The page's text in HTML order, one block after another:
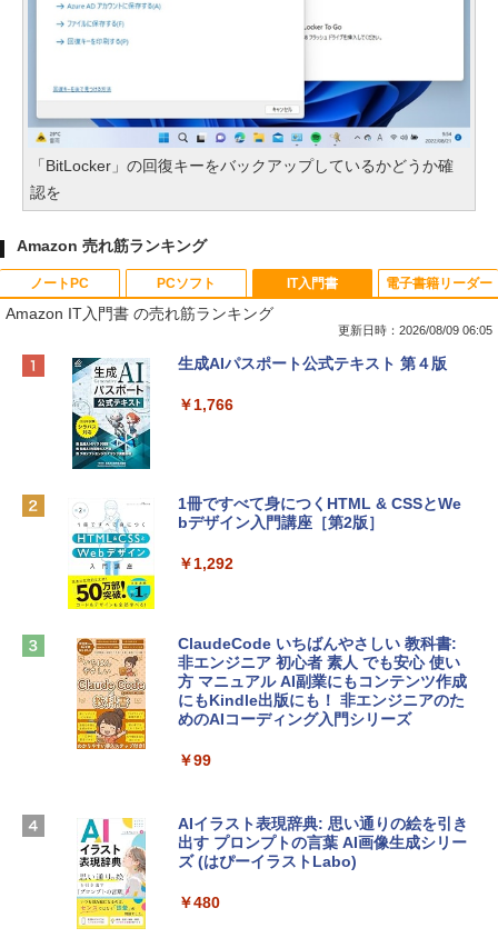
「BitLocker」の回復キーをバックアップしているかどうか確
認を
Amazon 売れ筋ランキング
ノートPC
Apple 2026 MacBook Neo A18 Proチッ
e Intelligenceのために設計、Liquid Ret
￥137,800
￥2,952
Apple 2026 MacBook Air M5チップ搭載
igence、13.6インチLiquid Retinaディ
ームカメラ、日本語キーボード、Touch I
D - ミッドナイト
PCソフト
Robloxギフトカード - 800 Robux 【限
インゲームコード】 ロブロックス | オン
Robloxギフトカード - 1000 Robux 【限
インゲームコード】 ロブロックス |オン
Robloxギフトカード - 2,000 Robux 【限
定バーチャルアイテムを含む】 【オンラ
インゲームコード】 ロブロックス | オン
Microsoft Office Home & Business 202
4(最新 永続版)|オンラインコード版|Wind
IT入門書
Amazon IT入門書 の売れ筋ランキング
更新日時：2026/08/09 06:05
生成AIパスポート公式テキスト 第４版
￥1,766
1冊ですべて身につくHTML & CSSとWe
bデザイン入門講座［第2版］
￥1,292
ClaudeCode いちばんやさしい 教科書:
非エンジニア 初心者 素人 でも安心 使い
方 マニュアル AI副業にもコンテンツ作成
にもKindle出版にも！ 非エンジニアのた
めのAIコーディング入門シリーズ
￥99
AIイラスト表現辞典: 思い通りの絵を引き
出す プロンプトの言葉 AI画像生成シリー
ズ (はぴーイラストLabo)
￥480
電子書籍リーダー